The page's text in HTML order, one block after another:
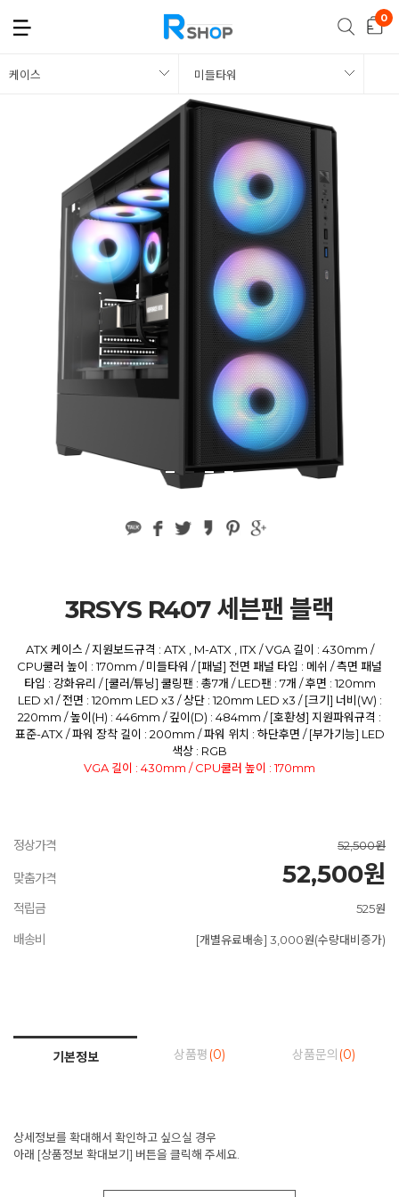
케이스 미들타워
3RSYS R407 세븐팬 블랙
ATX 케이스 / 지원보드규격 : ATX , M-ATX , ITX / VGA 길이 : 430mm /
CPU쿨러 높이 : 170mm / 미들타워 / [패널] 전면 패널 타입 : 메쉬 / 측면 패널
타입 : 강화유리 / [쿨러/튜닝] 쿨링팬 : 총7개 / LED팬 : 7개 / 후면 : 120mm
LED x1 / 전면 : 120mm LED x3 / 상단 : 120mm LED x3 / [크기] 너비(W) :
220mm / 높이(H) : 446mm / 깊이(D) : 484mm / [호환성] 지원파워규격 :
표준-ATX / 파워 장착 길이 : 200mm / 파워 위치 : 하단후면 / [부가기능] LED
색상 : RGB
VGA 길이 : 430mm / CPU쿨러 높이 : 170mm
정상가격 52,500원
맞춤가격 52,500원
적립금 525원
배송비 [개별유료배송] 3,000원(수량대비증가)
기본정보 상품평 (0) 상품문의 (0)
상세정보를 확대해서 확인하고 싶으실 경우
아래 [상품정보 확대보기] 버튼을 클릭해 주세요.